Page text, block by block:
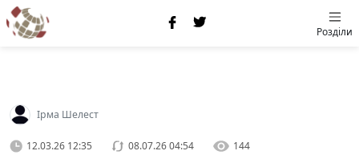
Розділи
Ірма Шелест
12.03.26 12:35 08.07.26 04:54 144